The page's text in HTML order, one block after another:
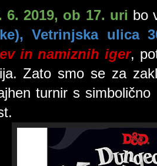
6. 2019, ob 17. uri bo
Vetrinjska ulica
in namiznih iger,
Zato smo se za
turnir s